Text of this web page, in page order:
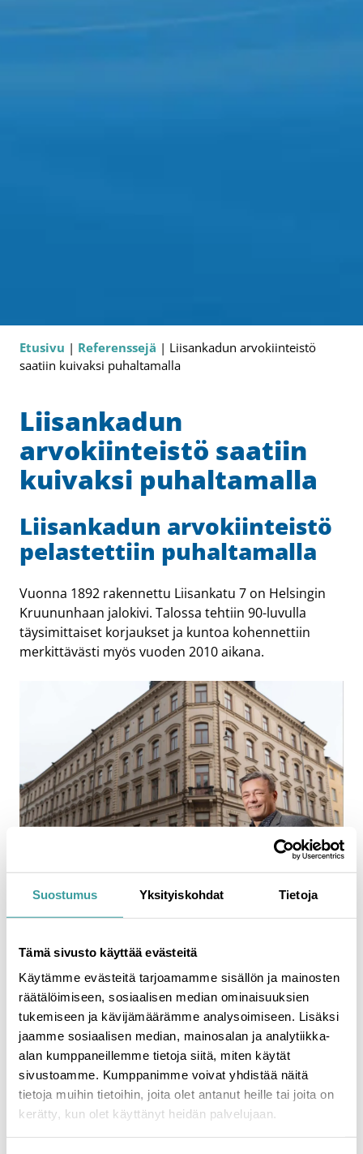
Suostumus Yksityiskohdat Tietoja
Tämä sivusto käyttää evästeitä
Käytämme evästeitä tarjoamamme sisällön ja mainosten
räätälöimiseen, sosiaalisen median ominaisuuksien
tukemiseen ja kävijämäärämme analysoimiseen. Lisäksi
jaamme sosiaalisen median, mainosalan ja analytiikka-
alan kumppaneillemme tietoja siitä, miten käytät
sivustoamme. Kumppanimme voivat yhdistää näitä
tietoja muihin tietoihin, joita olet antanut heille tai joita on
kerätty, kun olet käyttänyt heidän palvelujaan.
Etusivu | Referenssejä | Liisankadun arvokiinteistö
saatiin kuivaksi puhaltamalla
Liisankadun
arvokiinteistö saatiin
kuivaksi puhaltamalla
Liisankadun arvokiinteistö
pelastettiin puhaltamalla
Vuonna 1892 rakennettu Liisankatu 7 on Helsingin
Kruununhaan jalokivi. Talossa tehtiin 90-luvulla
täysimittaiset korjaukset ja kuntoa kohennettiin
merkittävästi myös vuoden 2010 aikana.
Huomattava kosteusuhka Liisankadun
hallituksen puheenjohtaja Tapio Kojo on syystäkin
tyytyväinen.
Kaikista huolellisista kunnostustöistä huolimatta
Liisankadulla sijaitsevasta arvotalosta löytyi vakavan
rakennussairauden pesäke. Yhteen alimman
kerroksen asuinhuoneistoon oli päässyt kosteutta.
Rakennusten kosteusongelmat ovat tuttuja
Liisankatu 7:n asunto-osakeyhtiön hallituksen